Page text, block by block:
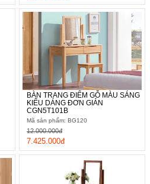
BÀN TRANG ĐIỂM GỖ MÀU SÁNG
KIỂU DÁNG ĐƠN GIẢN
CGN5T101B
Mã sản phẩm: BG120
7.425.000đ
12.000.000đ